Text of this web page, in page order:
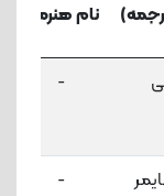
نام هنرمند
-
-